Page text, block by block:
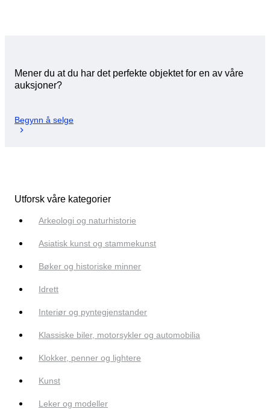
Mener du at du har det perfekte objektet for en av våre
auksjoner?
Begynn å selge
Utforsk våre kategorier
Arkeologi og naturhistorie
Asiatisk kunst og stammekunst
Bøker og historiske minner
Idrett
Interiør og pyntegjenstander
Klassiske biler, motorsykler og automobilia
Klokker, penner og lightere
Kunst
Leker og modeller